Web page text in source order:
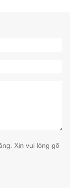
Xin vui lòng gõ